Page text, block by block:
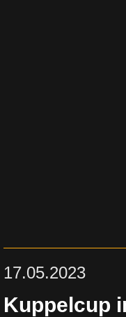
17.05.2023
Kuppelcup